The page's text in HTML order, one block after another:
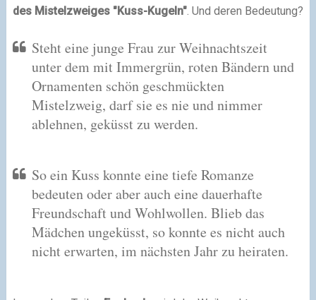
des Mistelzweiges "Kuss-Kugeln". Und deren Bedeutung?
Steht eine junge Frau zur Weihnachtszeit
unter dem mit Immergrün, roten Bändern und
Ornamenten schön geschmückten
Mistelzweig, darf sie es nie und nimmer
ablehnen, geküsst zu werden.
So ein Kuss konnte eine tiefe Romanze
bedeuten oder aber auch eine dauerhafte
Freundschaft und Wohlwollen. Blieb das
Mädchen ungeküsst, so konnte es nicht auch
nicht erwarten, im nächsten Jahr zu heiraten.